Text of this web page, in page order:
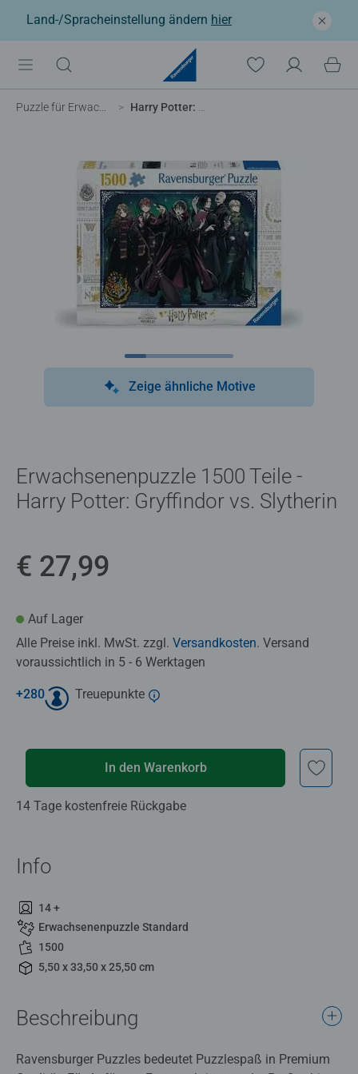
Land-/Spracheinstellung ändern hier
Puzzle für Erwachsene Harry Potter: Gryffindor vs. Slytherin
Zeige ähnliche Motive
Erwachsenenpuzzle 1500 Teile -
Harry Potter: Gryffindor vs. Slytherin
€ 27,99
Auf Lager
Alle Preise inkl. MwSt. zzgl. Versandkosten. Versand
voraussichtlich in 5 - 6 Werktagen
+280 Treuepunkte
In den Warenkorb
14 Tage kostenfreie Rückgabe
Info
14 +
Erwachsenenpuzzle Standard
1500
5,50 x 33,50 x 25,50 cm
Beschreibung
Ravensburger Puzzles bedeutet Puzzlespaß in Premium